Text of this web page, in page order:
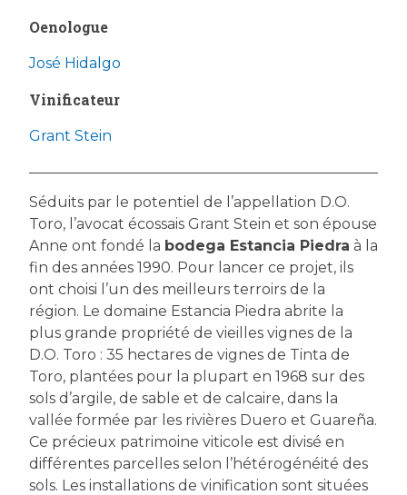
Oenologue
José Hidalgo
Vinificateur
Grant Stein
Séduits par le potentiel de l’appellation D.O.
Toro, l’avocat écossais Grant Stein et son épouse
Anne ont fondé la bodega Estancia Piedra à la
fin des années 1990. Pour lancer ce projet, ils
ont choisi l’un des meilleurs terroirs de la
région. Le domaine Estancia Piedra abrite la
plus grande propriété de vieilles vignes de la
D.O. Toro : 35 hectares de vignes de Tinta de
Toro, plantées pour la plupart en 1968 sur des
sols d’argile, de sable et de calcaire, dans la
vallée formée par les rivières Duero et Guareña.
Ce précieux patrimoine viticole est divisé en
différentes parcelles selon l’hétérogénéité des
sols. Les installations de vinification sont situées